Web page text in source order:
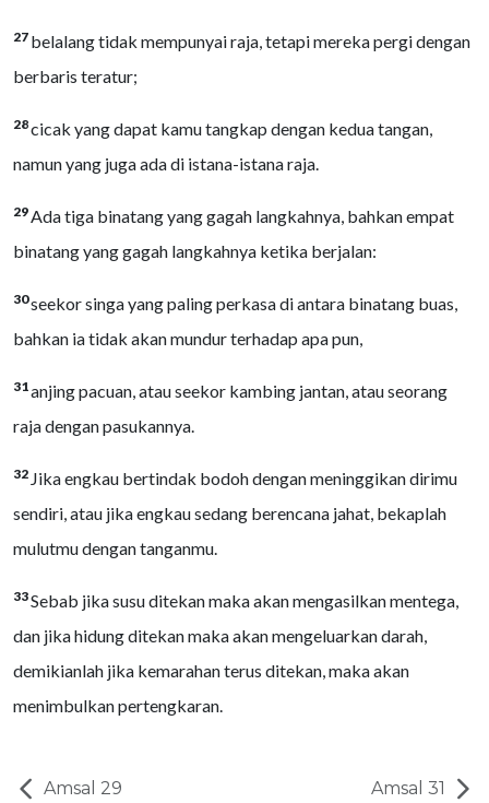
27 belalang tidak mempunyai raja, tetapi mereka pergi dengan
berbaris teratur;
28cicak yang dapat kamu tangkap dengan kedua tangan,
namun yang juga ada di istana-istana raja.
29Ada tiga binatang yang gagah langkahnya, bahkan empat
binatang yang gagah langkahnya ketika berjalan:
30seekor singa yang paling perkasa di antara binatang buas,
bahkan ia tidak akan mundur terhadap apa pun,
31anjing pacuan, atau seekor kambing jantan, atau seorang
raja dengan pasukannya.
32 Jika engkau bertindak bodoh dengan meninggikan dirimu
sendiri, atau jika engkau sedang berencana jahat, bekaplah
mulutmu dengan tanganmu.
33Sebab jika susu ditekan maka akan mengasilkan mentega,
dan jika hidung ditekan maka akan mengeluarkan darah,
demikianlah jika kemarahan terus ditekan, maka akan
menimbulkan pertengkaran.
Amsal 29 Amsal 31